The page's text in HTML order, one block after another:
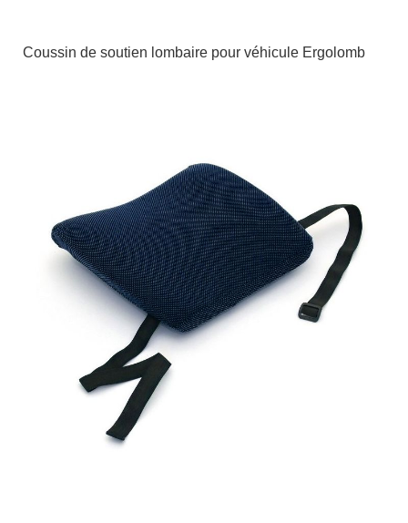
Coussin de soutien lombaire pour véhicule Ergolomb